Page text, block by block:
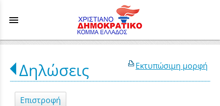
menu
Εκτυπώσιμη μορφή
Δηλώσεις
Επιστροφή